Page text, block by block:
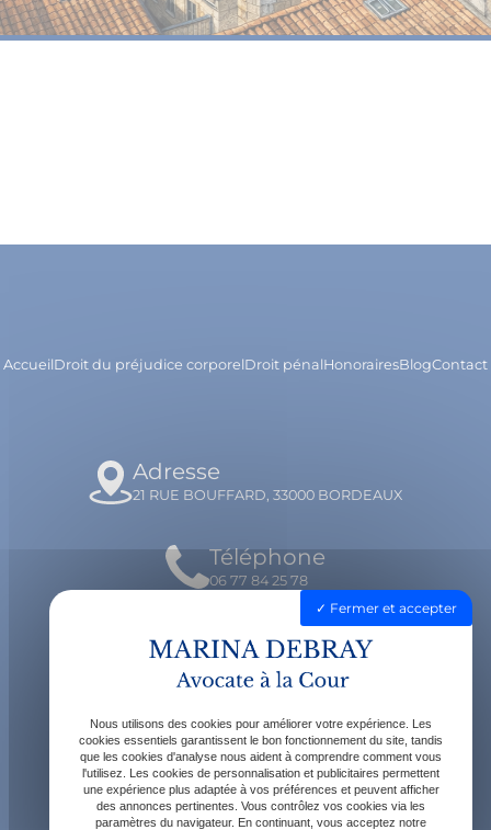
AccueilDroit du préjudice corporelDroit pénalHonorairesBlogContact
Adresse
21 RUE BOUFFARD, 33000 BORDEAUX
Téléphone
06 77 84 25 78
Email
contact@avocatdebray.fr
Horaires
Lundi - Vendredi : 9h - 19h
Fermer et accepter
Nous utilisons des cookies pour améliorer votre expérience. Les
cookies essentiels garantissent le bon fonctionnement du site, tandis
que les cookies d'analyse nous aident à comprendre comment vous
l'utilisez. Les cookies de personnalisation et publicitaires permettent
une expérience plus adaptée à vos préférences et peuvent afficher
des annonces pertinentes. Vous contrôlez vos cookies via les
paramètres du navigateur. En continuant, vous acceptez notre